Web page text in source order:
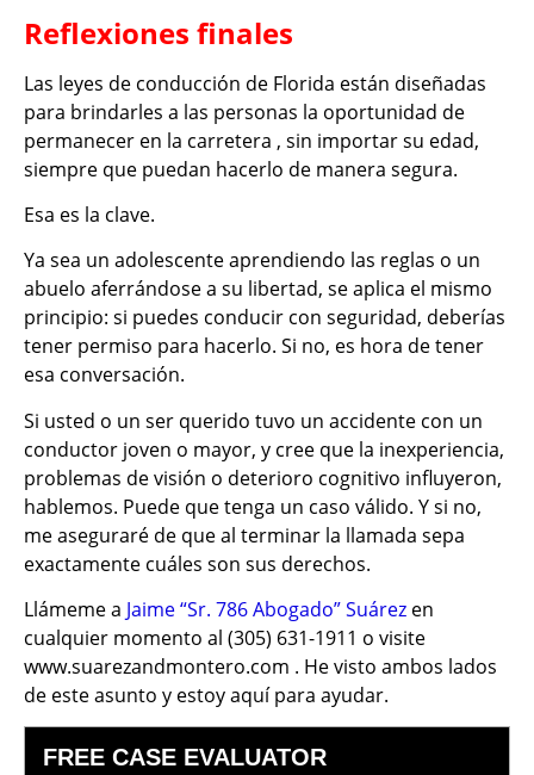
Reflexiones finales
Las leyes de conducción de Florida están diseñadas
para brindarles a las personas la oportunidad de
permanecer en la carretera , sin importar su edad,
siempre que puedan hacerlo de manera segura.
Esa es la clave.
Ya sea un adolescente aprendiendo las reglas o un
abuelo aferrándose a su libertad, se aplica el mismo
principio: si puedes conducir con seguridad, deberías
tener permiso para hacerlo. Si no, es hora de tener
esa conversación.
Si usted o un ser querido tuvo un accidente con un
conductor joven o mayor, y cree que la inexperiencia,
problemas de visión o deterioro cognitivo influyeron,
hablemos. Puede que tenga un caso válido. Y si no,
me aseguraré de que al terminar la llamada sepa
exactamente cuáles son sus derechos.
Llámeme a Jaime “Sr. 786 Abogado” Suárez en
cualquier momento al (305) 631-1911 o visite
www.suarezandmontero.com . He visto ambos lados
de este asunto y estoy aquí para ayudar.
FREE CASE EVALUATOR